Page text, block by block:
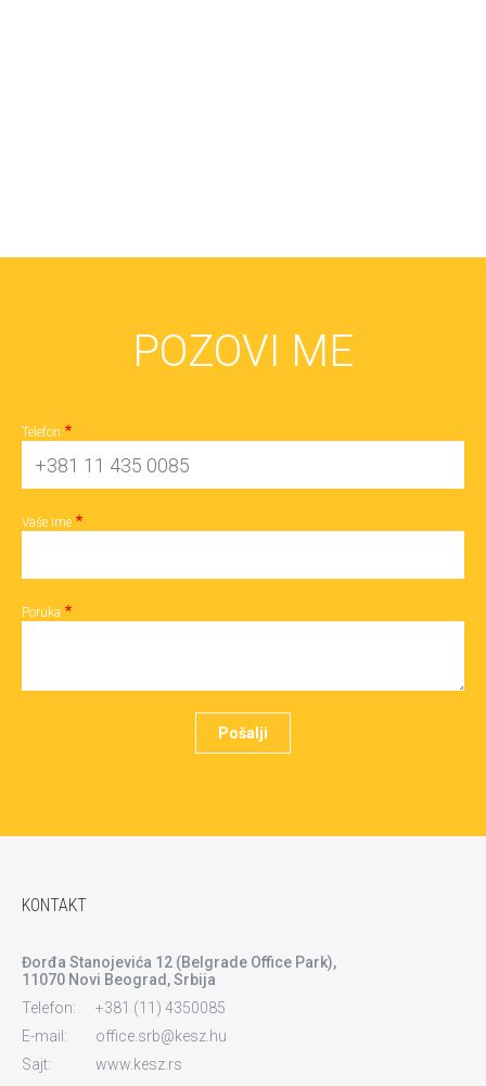
POZOVI ME
Telefon
Vaše ime
Poruka
KONTAKT
Đorđa Stanojevića 12 (Belgrade Office Park),
11070 Novi Beograd, Srbija
Telefon:
+381 (11) 4350085
E-mail:
office.srb@kesz.hu
Sajt:
www.kesz.rs